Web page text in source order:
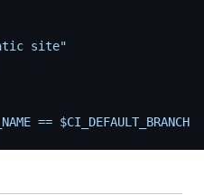
site"
== $CI_DEFAULT_BRANCH